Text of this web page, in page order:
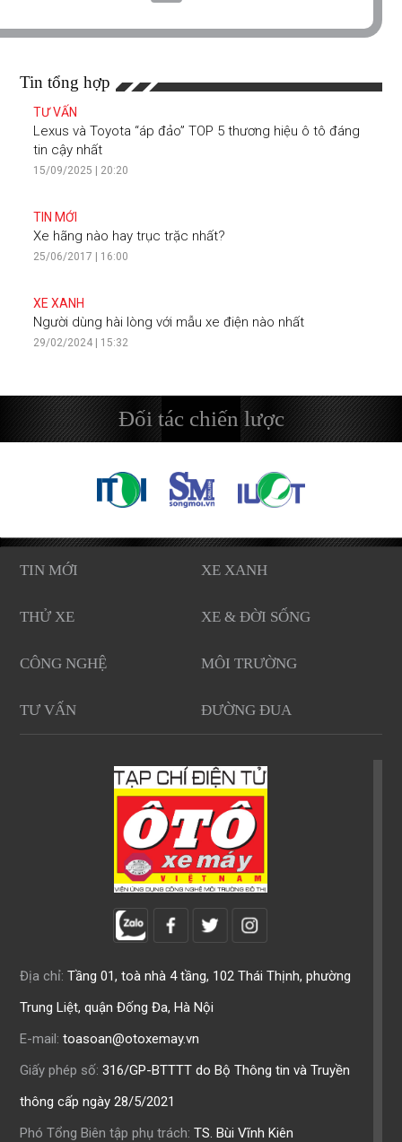
Tin tổng hợp
TƯ VẤN
Lexus và Toyota “áp đảo” TOP 5 thương hiệu ô tô đáng
tin cậy nhất
15/09/2025 | 20:20
TIN MỚI
Xe hãng nào hay trục trặc nhất?
25/06/2017 | 16:00
XE XANH
Người dùng hài lòng với mẫu xe điện nào nhất
29/02/2024 | 15:32
Đối tác chiến lược
TIN MỚI XE XANH
THỬ XE XE & ĐỜI SỐNG
CÔNG NGHỆ MÔI TRƯỜNG
TƯ VẤN ĐƯỜNG ĐUA
Địa chỉ: Tầng 01, toà nhà 4 tầng, 102 Thái Thịnh, phường
Trung Liệt, quận Đống Đa, Hà Nội
E-mail: toasoan@otoxemay.vn
Giấy phép số: 316/GP-BTTTT do Bộ Thông tin và Truyền
thông cấp ngày 28/5/2021
Phó Tổng Biên tập phụ trách: TS. Bùi Vĩnh Kiên